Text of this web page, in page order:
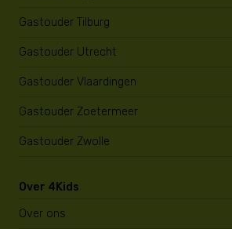
Gastouder Tilburg
Gastouder Utrecht
Gastouder Vlaardingen
Gastouder Zoetermeer
Gastouder Zwolle
Over 4Kids
Over ons